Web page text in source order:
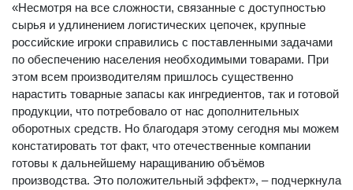
«Несмотря на все сложности, связанные с доступностью
сырья и удлинением логистических цепочек, крупные
российские игроки справились с поставленными задачами
по обеспечению населения необходимыми товарами. При
этом всем производителям пришлось существенно
нарастить товарные запасы как ингредиентов, так и готовой
продукции, что потребовало от нас дополнительных
оборотных средств. Но благодаря этому сегодня мы можем
констатировать тот факт, что отечественные компании
готовы к дальнейшему наращиванию объёмов
производства. Это положительный эффект», – подчеркнула